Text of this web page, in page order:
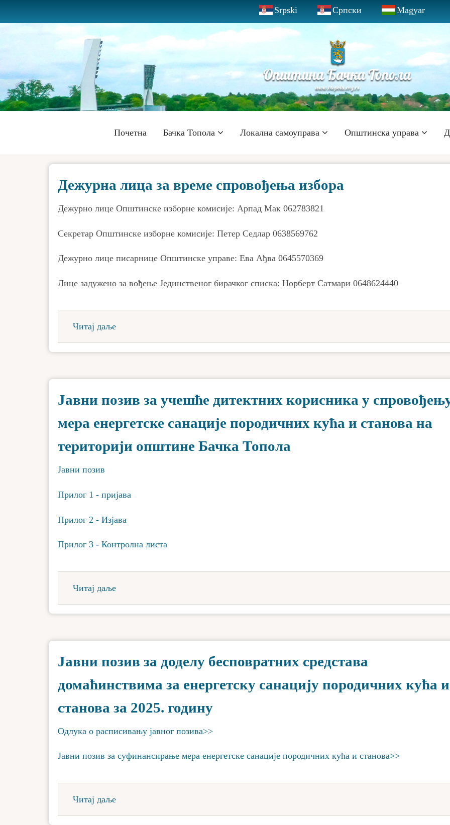
to
main
content
Srpski Српски Magyar
Главна
Почетна Бачка Топола Локална самоуправа Општинска управа
Дежурна лица за време спровођења избора
Дежурно лице Општинске изборне комисије: Арпад Мак 062783821
Секретар Општинске изборне комисије: Петер Седлар 0638569762
Дежурно лице писарнице Општинске управе: Ева Ађва 0645570369
Лице задужено за вођење Јединственог бирачког списка: Норберт Сатмари 0648624440
Читај даље
Јавни позив за учешће дитектних корисника у
мера енергетске санације породичних кућа и станова на
територији општине Бачка Топола
Јавни позив
Прилог 1 - пријава
Прилог 2 - Изјава
Прилог 3 - Контролна листа
Читај даље
Јавни позив за доделу бесповратних средстава
домаћинствима за енергетску санацију породичних кућа и
станова за 2025. годину
Одлука о расписивању јавног позива>>
Јавни позив за суфинансирање мера енергетске санације породичних кућа и станова>>
Читај даље